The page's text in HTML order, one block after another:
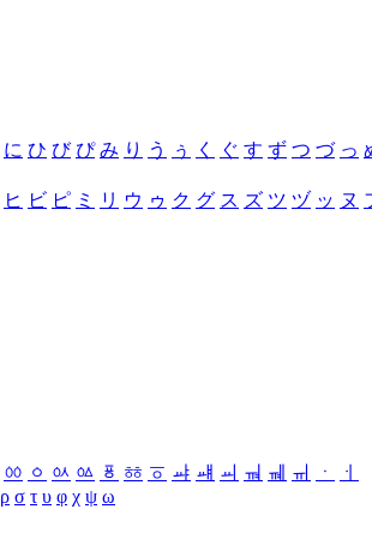
に ひ び ぴ み り う ぅ く ぐ す ず つ づ っ
ヒ ビ ピ ミ リ ウ ゥ ク グ ス ズ ツ ヅ ッ ヌ
ㆀ ㆁ ㆂ ㆃ ㆄ ㆅ ㆆ ㆇ ㆈ ㆉ ㆊ ㆋ ㆌ ㆍ
ㆎ
ρ σ τ υ φ χ ψ ω